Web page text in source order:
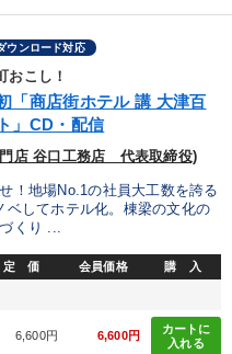
ウンロード対応
おこし！
「商店街ホテル 講 大津百
」CD・配信
店 谷口工務店 代表取締役)
！地場No.1の社員大工数を誇る
ベしてホテル化。棟梁の文化の
くり ...
定 価 会員価格 購 入
6,600円 6,600円
カートに
入れる